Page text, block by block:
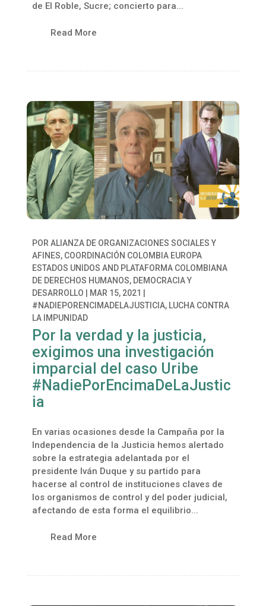
de El Roble, Sucre; concierto para...
Read More
PORALIANZA DE ORGANIZACIONES SOCIALES Y
AFINES, COORDINACIÓN COLOMBIA EUROPA
ESTADOS UNIDOS AND PLATAFORMA COLOMBIANA
DE DERECHOS HUMANOS, DEMOCRACIA Y
DESARROLLO
MAR 15, 2021
#NADIEPORENCIMADELAJUSTICIA, LUCHA CONTRA
LA IMPUNIDAD
Por la verdad y la justicia,
exigimos una investigación
imparcial del caso Uribe
#NadiePorEncimaDeLaJustic
ia
En varias ocasiones desde la Campaña por la
Independencia de la Justicia hemos alertado
sobre la estrategia adelantada por el
presidente Iván Duque y su partido para
hacerse al control de instituciones claves de
los organismos de control y del poder judicial,
afectando de esta forma el equilibrio...
Read More